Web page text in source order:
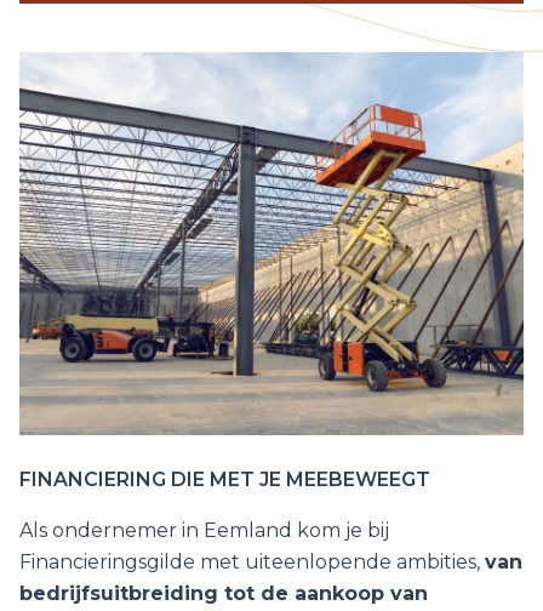
FINANCIERING DIE MET JE MEEBEWEEGT
Als ondernemer in Eemland kom je bij
Financieringsgilde met uiteenlopende ambities, van
bedrijfsuitbreiding tot de aankoop van